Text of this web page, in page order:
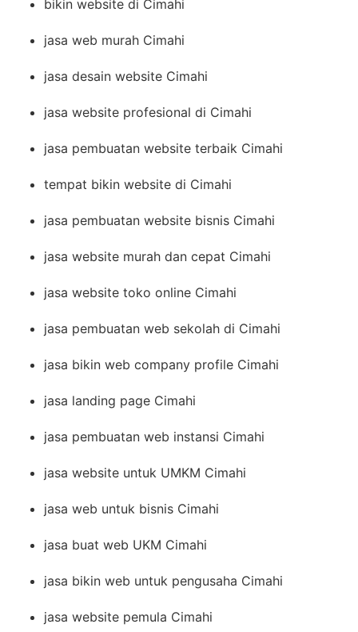
bikin website di Cimahi
jasa web murah Cimahi
jasa desain website Cimahi
jasa website profesional di Cimahi
jasa pembuatan website terbaik Cimahi
tempat bikin website di Cimahi
jasa pembuatan website bisnis Cimahi
jasa website murah dan cepat Cimahi
jasa website toko online Cimahi
jasa pembuatan web sekolah di Cimahi
jasa bikin web company profile Cimahi
jasa landing page Cimahi
jasa pembuatan web instansi Cimahi
jasa website untuk UMKM Cimahi
jasa web untuk bisnis Cimahi
jasa buat web UKM Cimahi
jasa bikin web untuk pengusaha Cimahi
jasa website pemula Cimahi